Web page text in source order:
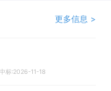
更多信息 >
标:2026-11-18